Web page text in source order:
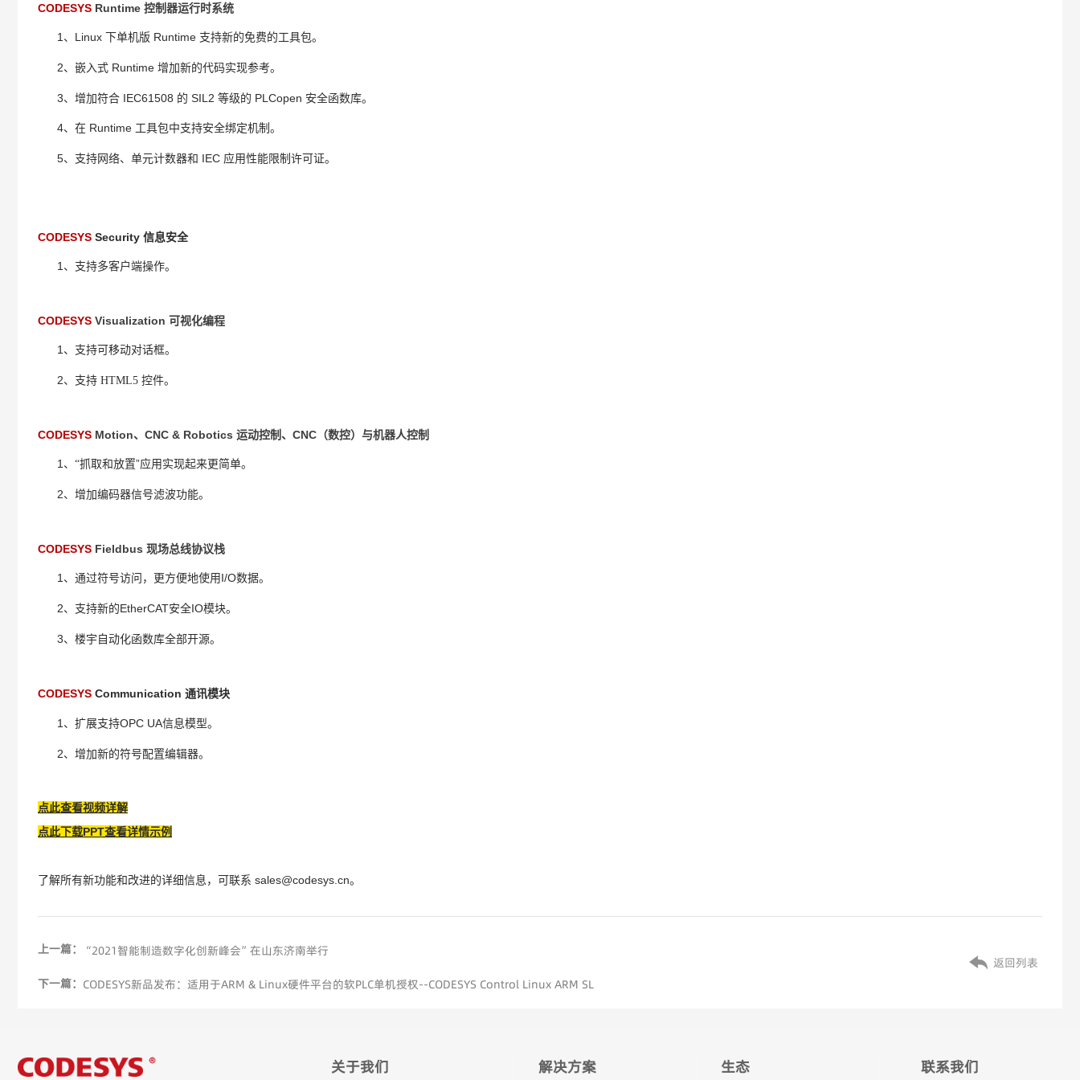
CODESYS Runtime 控制器运行时系统
1、Linux 下单机版 Runtime 支持新的免费的工具包。
2、嵌入式 Runtime 增加新的代码实现参考。
3、增加符合 IEC61508 的 SIL2 等级的 PLCopen 安全函数库。
4、 在 Runtime 工具包中支持安全绑定机制。
5、 支持网络、单元计数器和 IEC 应用性能限制 许可证。
CODESYS Security 信息安全
1 、支持多客户端操作。
CODESYS Visualization 可视化编程
1、支持可移动对话框。
2、支持 HTML5 控件。
CODESYS Motion、CNC & Robotics 运动控制、CNC（数控）与机器人控制
1、“抓取和放置”应用实现起来更简单。
2、增加编码器信号滤波功能。
CODESYS Fieldbus 现场总线协议栈
1、 通过符号访问，更方便地使用 I/O数据。
2、 支持新的EtherCAT安全IO模块。
3、楼宇自动化函数库全部开源。
CODESYS Communication 通讯模块
1 、扩展支持OPC UA信息模型。
2、增加新的符号配置编辑器。
点此查看视频详解
点此下载PPT查看详情示例
了解所有新功能和改进的详细信息，可联系 sales@codesys.cn。
上一篇： “2021智能制造数字化创新峰会”在山东济南举行
下一篇： CODESYS新品发布：适用于ARM & Linux硬件平台的软PLC单机授权--CODESYS Control Linux ARM SL
返回列表
关于我们 解决方案 生态 联系我们